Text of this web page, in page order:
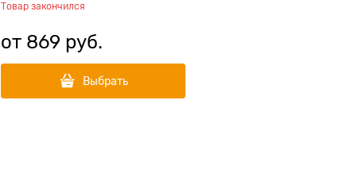
Товар закончился
от 869 руб.
Выбрать